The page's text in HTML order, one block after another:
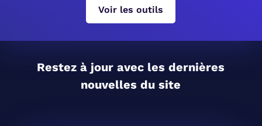
Voir les outils
Restez à jour avec les dernières
nouvelles du site